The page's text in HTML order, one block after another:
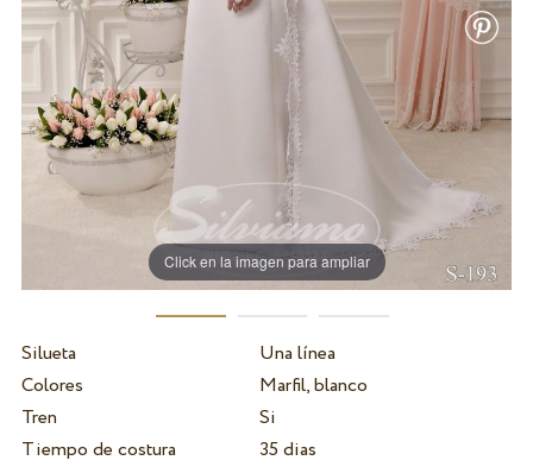
Click en la imagen para ampliar
Silueta
Una línea
Colores
Marfil, blanco
Tren
Si
Tiempo de costura
35 dias